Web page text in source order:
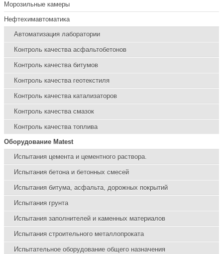
Морозильные камеры
Нефтехимавтоматика
Автоматизация лаборатории
Контроль качества асфальтобетонов
Контроль качества битумов
Контроль качества геотекстиля
Контроль качества катализаторов
Контроль качества смазок
Контроль качества топлива
Оборудование Matest
Испытания цемента и цементного раствора.
Испытания бетона и бетонных смесей
Испытания битума, асфальта, дорожных покрытий
Испытания грунта
Испытания заполнителей и каменных материалов
Испытания строительного металлопроката
Испытательное оборудование общего назначения